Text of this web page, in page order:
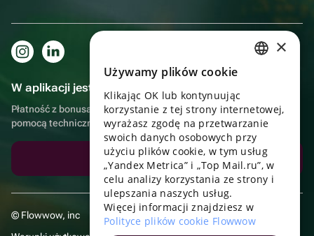
W aplikacji jest to jeszcze wygodniejsze!
Płatność z bonusami, samodzielna dostawa, wygodny czat z
pomocą techniczną
Pobierz aplikację
© Flowwow, inc
UKRAINIAN
PORTUGUESE
SPANISH
×
Używamy plików cookie
Klikając OK lub kontynuując
korzystanie z tej strony internetowej,
wyrażasz zgodę na przetwarzanie
swoich danych osobowych przy
użyciu plików cookie, w tym usług
„Yandex Metrica” i „Top Mail.ru”, w
celu analizy korzystania ze strony i
ulepszania naszych usług.
Więcej informacji znajdziesz w
Polityce plików cookie Flowwow